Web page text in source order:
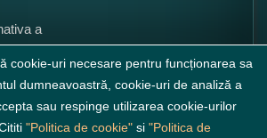
a
cookie-uri necesare pentru funcționarea sa
dumneavoastră, cookie-uri de analiză a
sau respinge utilizarea cookie-urilor
"Politica de cookie" si "Politica de